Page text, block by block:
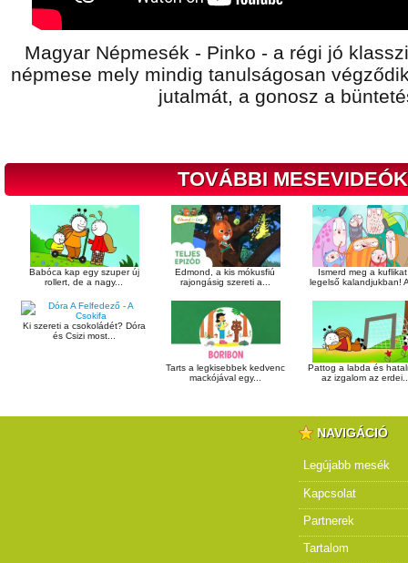
Magyar Népmesék - Pinko - a régi jó
népmese mely mindig tanulságosan
jutalmát, a gonosz a
TOVÁBBI
Babóca kap egy szuper új
rollert, de a nagy...
Edmond, a kis mókusfiú
rajongásig szereti a...
Ismerd meg a
legelső kalandjukban!
Ki szereti a csokoládét? Dóra
és Csizi most...
Tarts a legkisebbek kedvenc
mackójával egy...
Pattog a labda és
az izgalom az
NAVIGÁCIÓ
Legújabb mesék
Kapcsolat
Partnerek
Tartalom